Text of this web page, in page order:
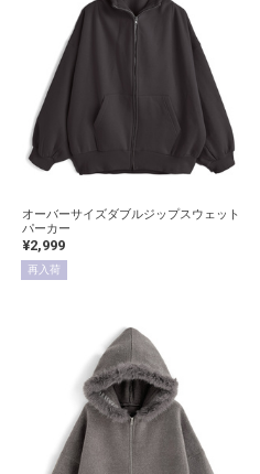
オーバーサイズダブルジップスウェット
パーカー
¥2,999
再入荷